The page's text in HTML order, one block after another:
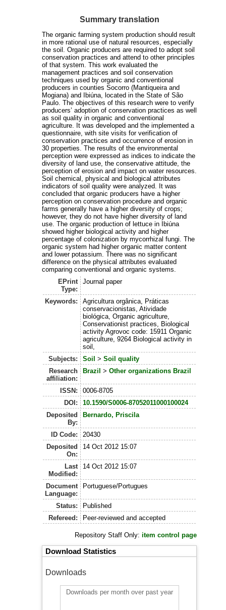
Summary translation
The organic farming system production should result
in more rational use of natural resources, especially
the soil. Organic producers are required to adopt soil
conservation practices and attend to other principles
of that system. This work evaluated the
management practices and soil conservation
techniques used by organic and conventional
producers in counties Socorro (Mantiqueira and
Mogiana) and Ibiúna, located in the State of São
Paulo. The objectives of this research were to verify
producers’ adoption of conservation practices as well
as soil quality in organic and conventional
agriculture. It was developed and the implemented a
questionnaire, with site visits for verification of
conservation practices and occurrence of erosion in
30 properties. The results of the environmental
perception were expressed as indices to indicate the
diversity of land use, the conservative attitude, the
perception of erosion and impact on water resources.
Soil chemical, physical and biological attributes
indicators of soil quality were analyzed. It was
concluded that organic producers have a higher
perception on conservation procedure and organic
farms generally have a higher diversity of crops;
however, they do not have higher diversity of land
use. The organic production of lettuce in Ibiúna
showed higher biological activity and higher
percentage of colonization by mycorrhizal fungi. The
organic system had higher organic matter content
and lower potassium. There was no significant
difference on the physical attributes evaluated
comparing conventional and organic systems.
EPrint
Type:
Journal paper
Keywords:
Agricultura orgânica, Práticas
conservacionistas, Atividade
biológica, Organic agriculture,
Conservationist practices, Biological
activity Agrovoc code: 15911 Organic
agriculture, 9264 Biological activity in
soil,
Subjects:
Soil > Soil quality
Research
affiliation:
Brazil > Other organizations Brazil
ISSN:
0006-8705
DOI:
10.1590/S0006-87052011000100024
Deposited
By:
Bernardo, Priscila
ID Code:
20430
Deposited
On:
14 Oct 2012 15:07
Last
Modified:
14 Oct 2012 15:07
Document
Language:
Portuguese/Portugues
Status:
Published
Refereed:
Peer-reviewed and accepted
Repository Staff Only:item control page
Download Statistics
Downloads
Downloads per month over past year